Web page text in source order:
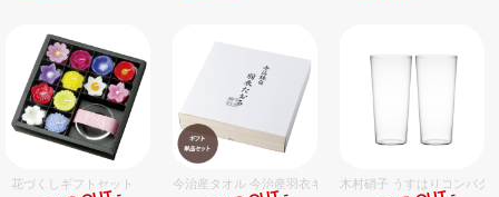
花づくしギフトセット
今治産タオル 今治産羽衣ギフトバスタオル 1個入セット
木村硝子 うすはりコンパク